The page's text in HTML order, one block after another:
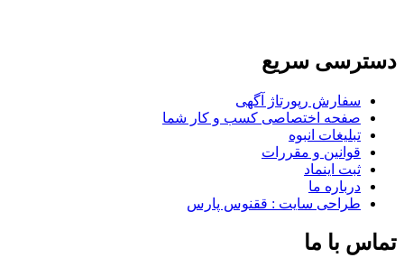
دسترسی سریع
سفارش رپورتاژ آگهی
صفحه اختصاصی کسب و کار شما
تبلیغات انبوه
قوانین و مقررات
ثبت اینماد
درباره ما
طراحی سایت : ققنوس پارس
تماس با ما